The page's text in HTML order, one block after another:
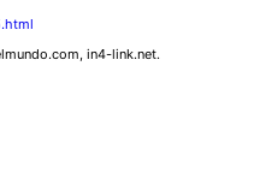
in4-link.net.